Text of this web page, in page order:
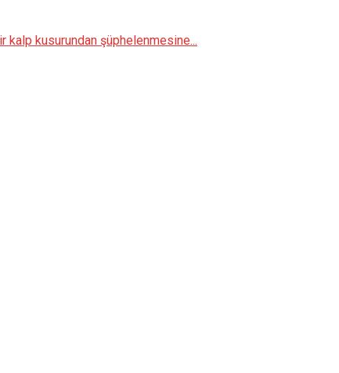
kalp kusurundan şüphelenmesine...